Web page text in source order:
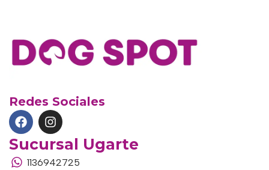
Redes Sociales
Sucursal Ugarte
1136942725